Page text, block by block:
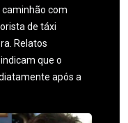
com
de táxi
Relatos
que o
após a